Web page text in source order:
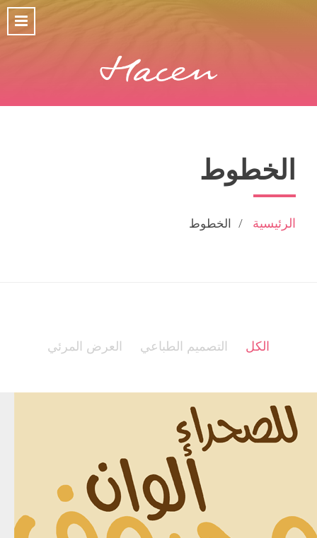
الخطوط
الرئيسية الخطوط
الكل التصميم الطباعي العرض المرئي